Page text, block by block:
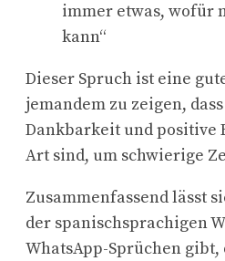
immer etwas, wofür
kann“
Dieser Spruch ist eine
jemandem zu zeigen,
Dankbarkeit und positive
Art sind, um schwierige
Zusammenfassend lässt
der spanischsprachigen
WhatsApp-Sprüchen